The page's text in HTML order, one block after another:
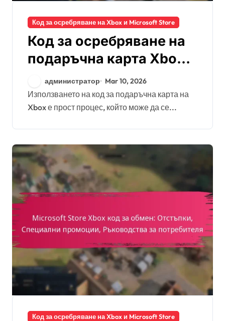
Код за осребряване на Xbox и Microsoft Store
Код за осребряване на
подаръчна карта Xbox:
Проверка на баланса,
Ограничения за
употреба, Дати на
изтичане
администратор Mar 10, 2026
Използването на код за подаръчна карта на
Xbox е прост процес, който може да се...
Код за осребряване на Xbox и Microsoft Store